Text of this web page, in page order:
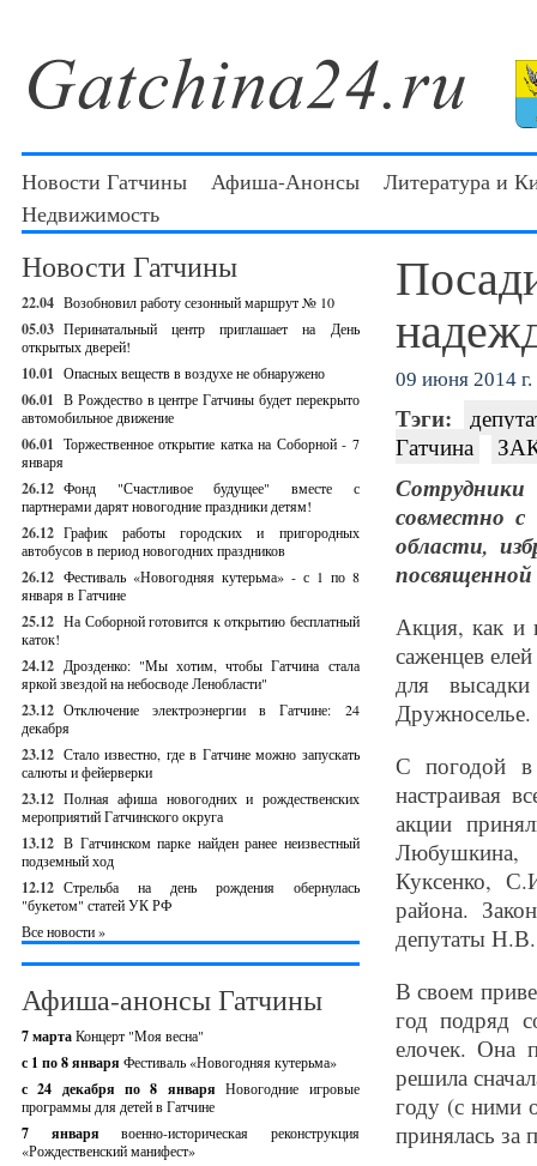
Новости Гатчины Афиша-Анонсы
Литература и
Недвижимость
Новости Гатчины
22.04 Возобновил работу сезонный маршрут № 10
05.03 Перинатальный центр приглашает на День
открытых дверей!
10.01 Опасных веществ в воздухе не обнаружено
06.01 В Рождество в центре Гатчины будет перекрыто
автомобильное движение
06.01 Торжественное открытие катка на Соборной - 7
января
26.12 Фонд "Счастливое будущее" вместе с
партнерами дарят новогодние праздники детям!
26.12 График работы городских и пригородных
автобусов в период новогодних праздников
26.12 Фестиваль «Новогодняя кутерьма» - с 1 по 8
января в Гатчине
25.12 На Соборной готовится к открытию бесплатный
каток!
24.12 Дрозденко: "Мы хотим, чтобы Гатчина стала
яркой звездой на небосводе Ленобласти"
23.12 Отключение электроэнергии в Гатчине: 24
декабря
23.12 Стало известно, где в Гатчине можно запускать
салюты и фейерверки
23.12 Полная афиша новогодних и рождественских
мероприятий Гатчинского округа
13.12 В Гатчинском парке найден ранее неизвестный
подземный ход
12.12 Стрельба на день рождения обернулась
"букетом" статей УК РФ
Все новости »
Афиша-анонсы Гатчины
7 мартаКонцерт "Моя весна"
с 1 по 8 января Фестиваль «Новогодняя кутерьма»
с 24 декабря по 8 январяНовогодние игровые
программы для детей в Гатчине
7 январявоенно-историческая реконструкция
«Рождественский манифест»
09 июня 2014 г.
Тэги:
Гатчина
совместно с
области,
посвященной
Акция, как и
саженцев
для
Дружноселье.
С погодой в
настраивая
акции
Любушкина,
Куксенко,
района.
депутаты
В своем
год подряд
елочек. Она
решила
году (с ними
принялась за